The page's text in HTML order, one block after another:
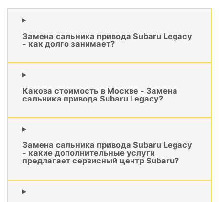
Замена сальника привода Subaru Legacy
- как долго занимает?
Какова стоимость в Москве - Замена
сальника привода Subaru Legacy?
Замена сальника привода Subaru Legacy
- какие дополнительные услуги
предлагает сервисный центр Subaru?